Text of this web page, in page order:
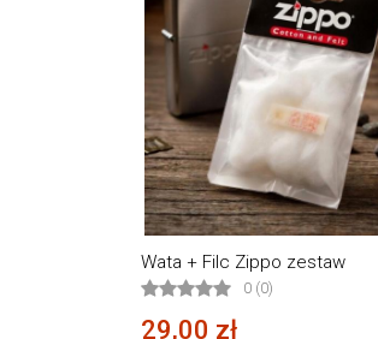
Wata + Filc Zippo zestaw
0 (0)
29,00 zł